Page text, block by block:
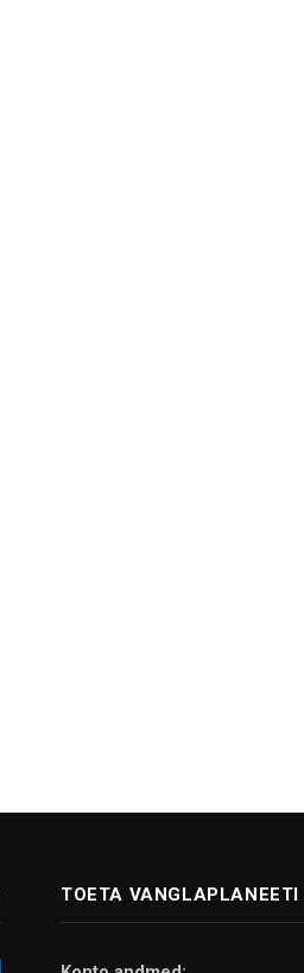
TOETA VANGLAPLANEETI